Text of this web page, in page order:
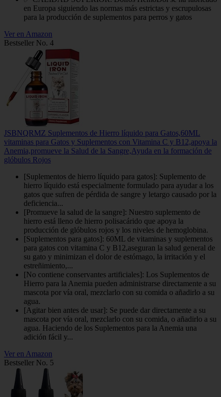
en Europa siguiendo las normas más estrictas y escrupulosas
para la producción de suplementos para perros y gatos
Ver en Amazon
Bestseller No. 4
JSBNQRMZ Suplementos de Hierro líquido para Gatos,60ML
vitaminas para Gatos y Suplementos con Vitamina C y B12,apoya la
Anemia,promueve la Salud de la Sangre,Ayuda en la formación de
glóbulos Rojos
[Suplementos de hierro líquido para gatos]: Suplemento de
hierro líquido está especialmente formulado para ayudar a los
gatos que sufren de pérdida de sangre y letargo causado por la
deficiencia...
[Promueve la salud de la sangre]: Nuestro suplemento de
hierro está lleno de hierro polisacárido que apoya la
producción de glóbulos rojos y los niveles de hemoglobina.
[Suplementos para gatos]: 60ML de vitaminas y suplementos
para gatos con vitamina C y B12,aseguran la salud general de
su gato y minimizan el dolor de estómago, la irritación y el
estreñimiento,...
[No contiene conservantes artificiales]: Los Suplementos de
Hierro para la Anemia pueden administrarse directamente a su
mascota por vía oral, mezclarlo con su comida o añadirlo a su
agua.
[Agitar bien antes de usar]: Se puede dar directamente a su
mascota por vía oral, mezclarlo con su comida, o añadirlo a su
agua. Haciendo de los Suplementos para la Anemia una
adición fácil y...
Ver en Amazon
Bestseller No. 5